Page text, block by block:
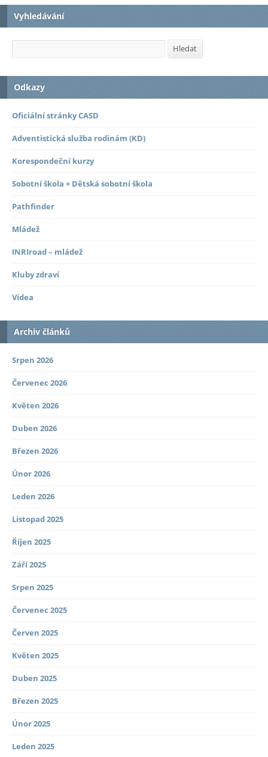
Vyhledávání
Hledat
Odkazy
Oficiální stránky CASD
Adventistická služba rodinám (KD)
Korespondeční kurzy
Sobotní škola + Dětská sobotní škola
Pathfinder
Mládež
INRIroad – mládež
Kluby zdraví
Videa
Archiv článků
Srpen 2026
Červenec 2026
Květen 2026
Duben 2026
Březen 2026
Únor 2026
Leden 2026
Listopad 2025
Říjen 2025
Září 2025
Srpen 2025
Červenec 2025
Červen 2025
Květen 2025
Duben 2025
Březen 2025
Únor 2025
Leden 2025